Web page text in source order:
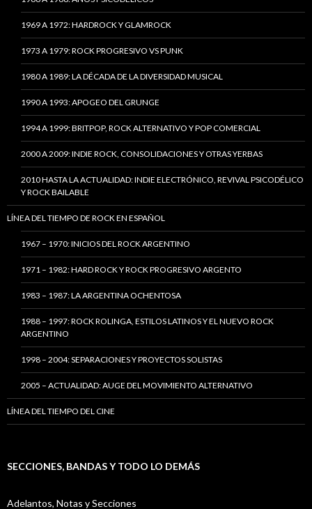
1969 A 1972: HARDROCK Y GLAMROCK
1973 A 1979: ROCK PROGRESIVO VS PUNK
1980 A 1989: LA DÉCADA DE LA DIVERSIDAD MUSICAL
1990 A 1993: APOGEO DEL GRUNGE
1994 A 1999: BRITPOP, ROCK ALTERNATIVO Y POP COMERCIAL
2000 A 2009: INDIE ROCK, CONSOLIDACIONES Y OTRAS YERBAS
2010 HASTA LA ACTUALIDAD: INDIE ELECTRÓNICO, REVIVAL PSICODÉLICO
Y ROCK BAILABLE
LÍNEA DEL TIEMPO DE ROCK EN ESPAÑOL
1967 – 1970: INICIOS DEL ROCK ARGENTINO
1971 – 1982: HARD ROCK Y ROCK PROGRESIVO ARGENTO
1983 – 1987: LA ARGENTINA OCHENTOSA
1988 – 1997: ROCK ROLINGA, ESTILOS LATINOS Y EL NUEVO ROCK
ARGENTINO
1998 – 2004: SEPARACIONES Y PROYECTOS SOLISTAS
2005 – ACTUALIDAD: AUGE DEL MOVIMIENTO ALTERNATIVO
LÍNEA DEL TIEMPO DEL CINE
SECCIONES, BANDAS Y TODO LO DEMÁS
Adelantos, Notas y Secciones